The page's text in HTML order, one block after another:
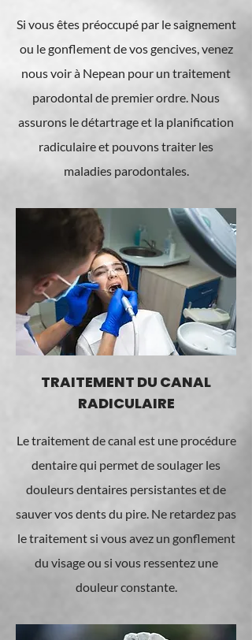
Si vous êtes préoccupé par le saignement
ou le gonflement de vos gencives, venez
nous voir à Nepean pour un traitement
parodontal de premier ordre. Nous
assurons le détartrage et la planification
radiculaire et pouvons traiter les
maladies parodontales.
TRAITEMENT DU CANAL
RADICULAIRE
Le traitement de canal est une procédure
dentaire qui permet de soulager les
douleurs dentaires persistantes et de
sauver vos dents du pire. Ne retardez pas
le traitement si vous avez un gonflement
du visage ou si vous ressentez une
douleur constante.